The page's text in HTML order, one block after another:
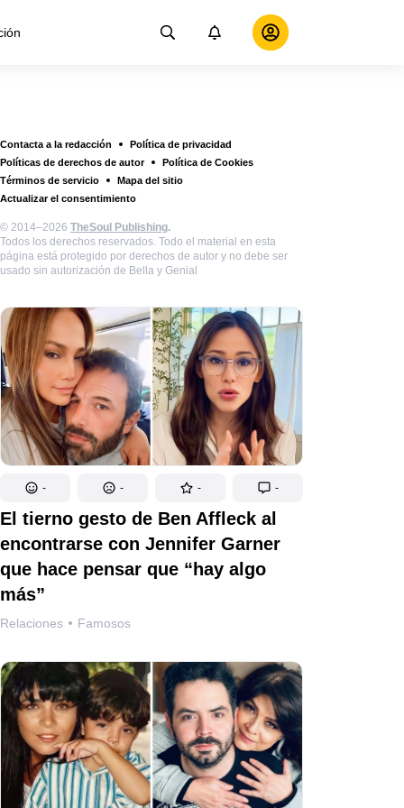
Contacta a la redacción
Política de privacidad
Políticas de derechos de autor
Política de Cookies
Términos de servicio
Mapa del sitio
Actualizar el consentimiento
© 2014–2026 TheSoul Publishing.
Todos los derechos reservados. Todo el material en esta
página está protegido por derechos de autor y no debe ser
usado sin autorización de Bella y Genial
- - - -
El tierno gesto de Ben Affleck al
encontrarse con Jennifer Garner
que hace pensar que “hay algo
más”
Relaciones Famosos